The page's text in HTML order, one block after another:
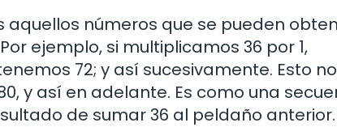
aquellos números que se pueden
ejemplo, si multiplicamos 36 por 1,
72; y así sucesivamente. Esto
y así en adelante. Es como una
de sumar 36 al peldaño anterior.